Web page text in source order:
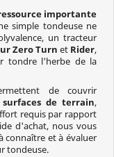
importante
simple tondeuse ne
un tracteur
Zero Turn et Rider,
tondre l'herbe de la
de couvrir
surfaces de terrain,
requis par rapport
d'achat, nous vous
connaître et à évaluer
tondeuse.